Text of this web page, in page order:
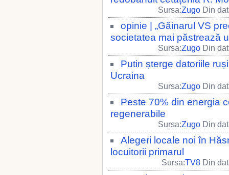
Sursa:Zugo Din
opinie | „Găinarul VS
societatea mai păstrează
Sursa:Zugo Din
Putin șterge datoriile
Ucraina
Sursa:Zugo Din
Peste 70% din energia
regenerabile
Sursa:Zugo Din
Alegeri locale noi în
locuitorii primarul
Sursa:TV8 Din